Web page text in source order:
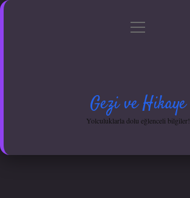
Gizlilik Politikası
menüyü
Gezi ve Hikaye
Yolculuklarla dolu eğlenceli bilgiler!